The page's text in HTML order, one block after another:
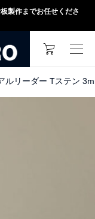
製作までお任せくださ
ルリーダー Tステン